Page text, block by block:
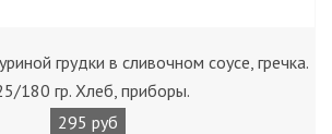
грудки в сливочном соусе, гречка.
180 гр. Хлеб, приборы.
295 руб